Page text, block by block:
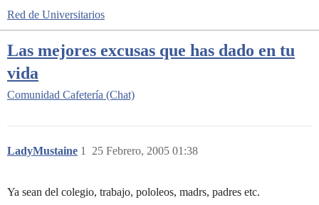
Red de Universitarios
Las mejores excusas que has dado en tu
vida
Comunidad Cafetería (Chat)
LadyMustaine 25 Febrero, 2005 01:38
1
Ya sean del colegio, trabajo, pololeos, madrs, padres etc.